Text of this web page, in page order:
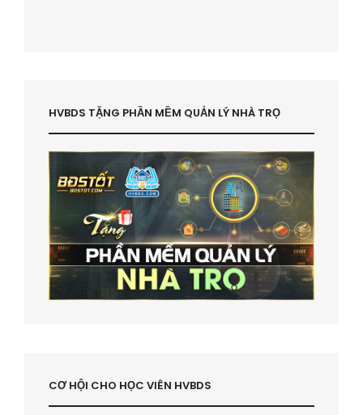
HVBDS TẶNG PHẦN MỀM QUẢN LÝ NHÀ TRỌ
CƠ HỘI CHO HỌC VIÊN HVBDS